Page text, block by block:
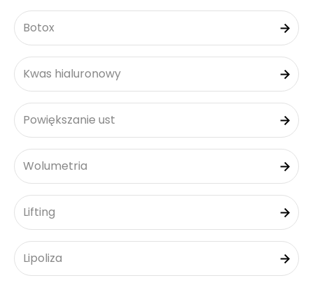
Botox
Kwas hialuronowy
Powiększanie ust
Wolumetria
Lifting
Lipoliza